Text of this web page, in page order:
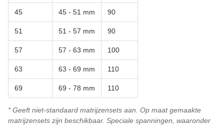
45 45 - 51 mm 90
51 51 - 57 mm 90
57 57 - 63 mm 100
63 63 - 69 mm 110
69 69 - 78 mm 110
* Geeft niet-standaard matrijzensets aan. Op maat gemaakte
matrijzensets zijn beschikbaar. Speciale spanningen, waaronder